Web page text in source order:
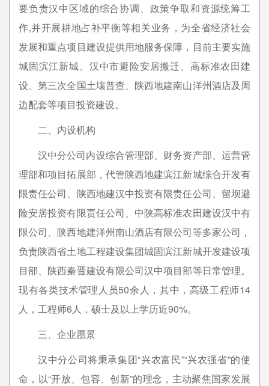
要负责汉中区域的综合协调、政策争取和资源统筹工
作,并开展耕地占补平衡等相关业务，为全省经济社会
发展和重点项目建设提供用地服务保障，目前主要实施
城固滨江新城、汉中市避险安居搬迁、高标准农田建
设、第三次全国土壤普查、陕西地建南山洋州酒店及周
边配套等项目投资建设。
二、内设机构
汉中分公司内设综合管理部、财务资产部、运营管
理部和项目拓展部，代管陕西地建滨江新城综合开发有
限责任公司、陕西地建汉中投资有限责任公司、留坝避
险安居投资有限责任公司、中陕高标准农田建设汉中有
限公司、陕西地建洋州南山酒店有限公司等多家公司，
负责陕西省土地工程建设集团城固滨江新城开发建设项
目部、陕西秦晋建设有限公司汉中项目部等日常管理。
现有各类技术管理人员50余人，其中，高级工程师14
人，工程师6人，硕士及以上学历近90%。
三、企业愿景
汉中分公司将秉承集团“兴农富民”“兴农强省”的使
命，以“开放、包容、创新”的理念，主动聚焦国家发展